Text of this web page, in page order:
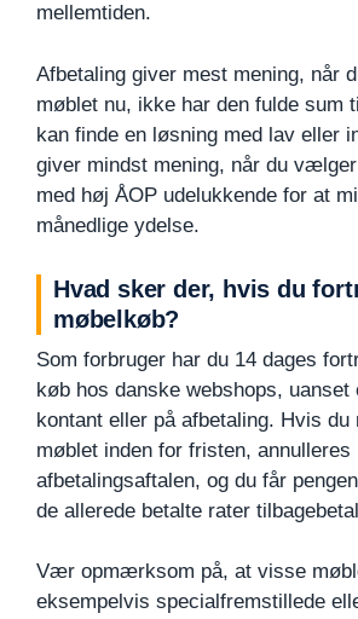
mellemtiden.
Afbetaling giver mest mening, når
møblet nu, ikke har den fulde sum
kan finde en løsning med lav eller
giver mindst mening, når du
med høj ÅOP udelukkende for at
månedlige ydelse.
Hvad sker der, hvis du
møbelkøb?
Som forbruger har du 14 dages
køb hos danske webshops, uanset
kontant eller på afbetaling. Hvis du
møblet inden for fristen, annulleres
afbetalingsaftalen, og du får
de allerede betalte rater
Vær opmærksom på, at visse
eksempelvis specialfremstillede